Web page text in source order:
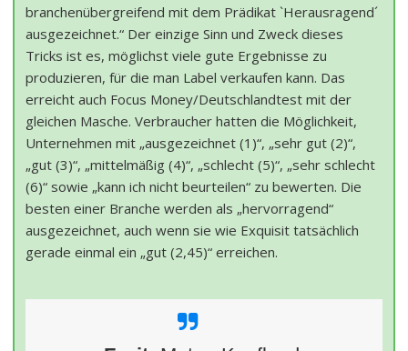
branchenübergreifend mit dem Prädikat `Herausragend´
ausgezeichnet.“ Der einzige Sinn und Zweck dieses
Tricks ist es, möglichst viele gute Ergebnisse zu
produzieren, für die man Label verkaufen kann. Das
erreicht auch Focus Money/Deutschlandtest mit der
gleichen Masche. Verbraucher hatten die Möglichkeit,
Unternehmen mit „ausgezeichnet (1)“, „sehr gut (2)“,
„gut (3)“, „mittelmäßig (4)“, „schlecht (5)“, „sehr schlecht
(6)“ sowie „kann ich nicht beurteilen“ zu bewerten. Die
besten einer Branche werden als „hervorragend“
ausgezeichnet, auch wenn sie wie Exquisit tatsächlich
gerade einmal ein „gut (2,45)“ erreichen.